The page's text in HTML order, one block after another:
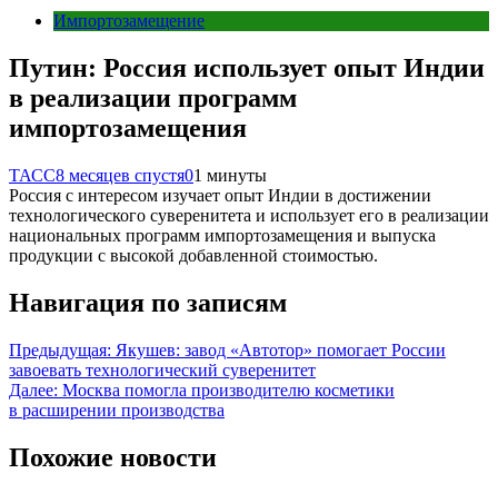
Импортозамещение
Путин: Россия использует опыт Индии
в реализации программ
импортозамещения
ТАСС8 месяцев спустя01 минуты
Россия с интересом изучает опыт Индии в достижении
технологического суверенитета и использует его в реализации
национальных программ импортозамещения и выпуска
продукции с высокой добавленной стоимостью.
Навигация по записям
Предыдущая: Якушев: завод «Автотор» помогает России
завоевать технологический суверенитет
Далее: Москва помогла производителю косметики
в расширении производства
Похожие новости